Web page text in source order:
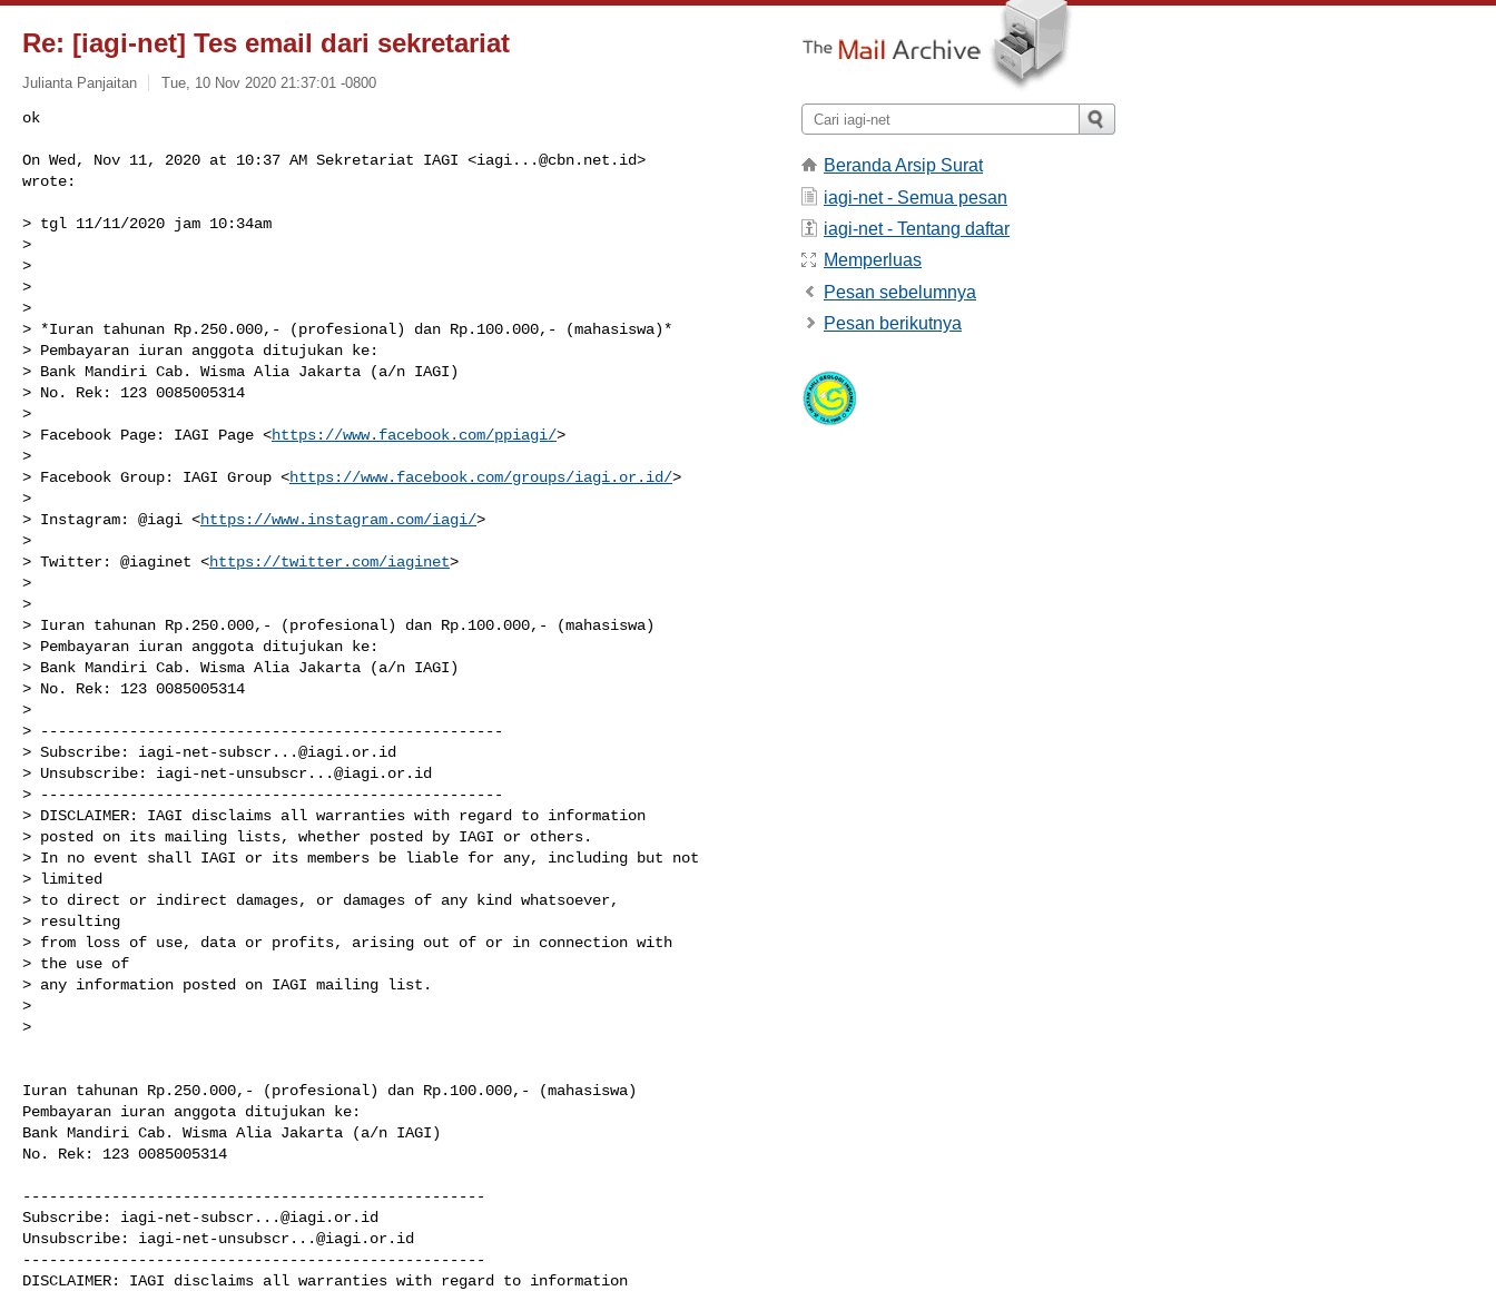
Re: [iagi-net] Tes email dari sekretariat
Julianta Panjaitan Tue, 10 Nov 2020 21:37:01 -0800
ok
On Wed, Nov 11, 2020 at 10:37 AM Sekretariat IAGI <iagi...@cbn.net.id>
wrote:
> tgl 11/11/2020 jam 10:34am
>
>
>
>
> *Iuran tahunan Rp.250.000,- (profesional) dan Rp.100.000,- (mahasiswa)*
> Pembayaran iuran anggota ditujukan ke:
> Bank Mandiri Cab. Wisma Alia Jakarta (a/n IAGI)
> No. Rek: 123 0085005314
>
> Facebook Page: IAGI Page <https://www.facebook.com/ppiagi/>
>
> Facebook Group: IAGI Group <https://www.facebook.com/groups/iagi.or.id/>
>
> Instagram: @iagi <https://www.instagram.com/iagi/>
>
> Twitter: @iaginet <https://twitter.com/iaginet>
>
>
> Iuran tahunan Rp.250.000,- (profesional) dan Rp.100.000,- (mahasiswa)
> Pembayaran iuran anggota ditujukan ke:
> Bank Mandiri Cab. Wisma Alia Jakarta (a/n IAGI)
> No. Rek: 123 0085005314
>
> ----------------------------------------------------
> Subscribe: iagi-net-subscr...@iagi.or.id
> Unsubscribe: iagi-net-unsubscr...@iagi.or.id
> ----------------------------------------------------
> DISCLAIMER: IAGI disclaims all warranties with regard to information
> posted on its mailing lists, whether posted by IAGI or others.
> In no event shall IAGI or its members be liable for any, including but not
> limited
> to direct or indirect damages, or damages of any kind whatsoever,
> resulting
> from loss of use, data or profits, arising out of or in connection with
> the use of
> any information posted on IAGI mailing list.
>
>
Iuran tahunan Rp.250.000,- (profesional) dan Rp.100.000,- (mahasiswa)
Pembayaran iuran anggota ditujukan ke:
Bank Mandiri Cab. Wisma Alia Jakarta (a/n IAGI)
No. Rek: 123 0085005314
----------------------------------------------------
Subscribe: iagi-net-subscr...@iagi.or.id
Unsubscribe: iagi-net-unsubscr...@iagi.or.id
----------------------------------------------------
DISCLAIMER: IAGI disclaims all warranties with regard to information
Beranda Arsip Surat
iagi-net - Semua pesan
iagi-net - Tentang daftar
Memperluas
Pesan sebelumnya
Pesan berikutnya